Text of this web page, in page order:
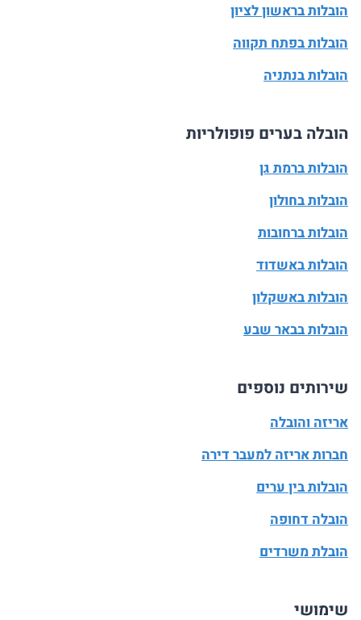
הובלות בראשון לציון
הובלות בפתח תקווה
הובלות בנתניה
הובלה בערים פופולריות
הובלות ברמת גן
הובלות בחולון
הובלות ברחובות
הובלות באשדוד
הובלות באשקלון
הובלות בבאר שבע
שירותים נוספים
אריזה והובלה
חברות אריזה למעבר דירה
הובלות בין ערים
הובלה דחופה
הובלת משרדים
שימושי